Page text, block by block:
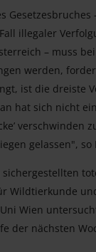
illegaler
– muss
werden,
ist die dreiste
hat sich nicht
verschwinden
gelassen", so
Wildtierkunde
Wien
der nächsten